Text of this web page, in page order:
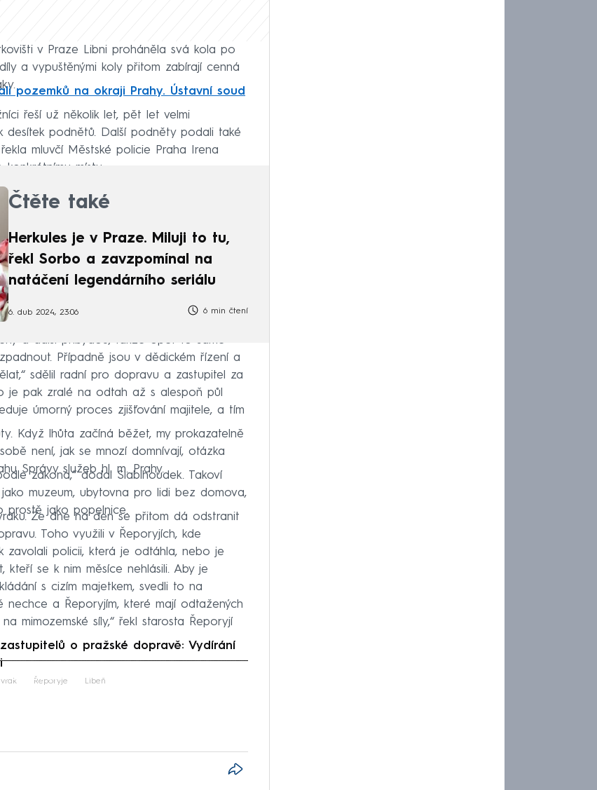
v Praze Libni proháněla svá kola po
a vypuštěnými koly přitom zabírají cenná
pozemků na okraji Prahy. Ústavní soud
řeší už několik let, pět let velmi
desítek podnětů. Další podněty podali také
mluvčí Městské policie Praha Irena
místu.
Čtěte také
Herkules je v Praze. Miluji to tu,
řekl Sorbo a zavzpomínal na
natáčení legendárního seriálu
6. dub 2024, 23:06 6 min čtení
a další přibydou, takže opět to samé
Případně jsou v dědickém řízení a
sdělil radní pro dopravu a zastupitel za
je pak zralé na odtah až s alespoň půl
úmorný proces zjišťování majitele, a tím
Když lhůta začíná běžet, my prokazatelně
není, jak se mnozí domnívají, otázka
Správy služeb hl. m. Prahy.
zákona,“ dodal Slabihoudek. Takoví
muzeum, ubytovna pro lidi bez domova,
prostě jako popelnice.
Ze dne na den se přitom dá odstranit
Toho využili v Řeporyjích, kde
zavolali policii, která je odtáhla, nebo je
se k nim měsíce nehlásili. Aby je
s cizím majetkem, svedli to na
nechce a Řeporyjím, které mají odtažených
mimozemské síly,“ řekl starosta Řeporyjí
zastupitelů o pražské dopravě: Vydírání
to fetch
vrak Řeporyje Libeň